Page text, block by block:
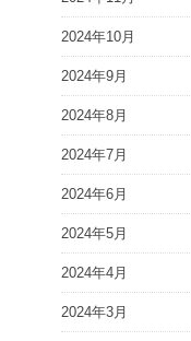
2024年10月
2024年9月
2024年8月
2024年7月
2024年6月
2024年5月
2024年4月
2024年3月